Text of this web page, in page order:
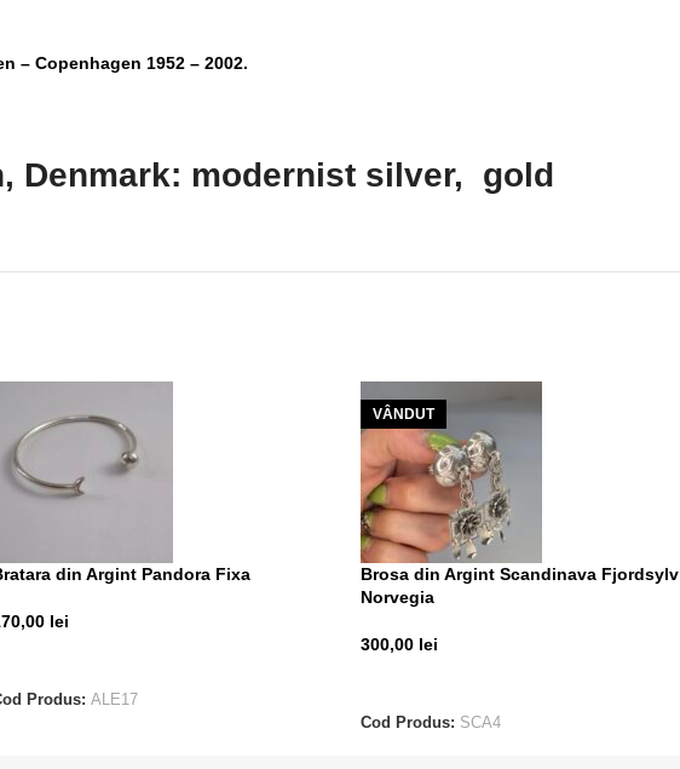
– Copenhagen 1952 – 2002.
Denmark: modernist silver, gold
din Argint Pandora Fixa
lei
Produs: ALE17
VÂNDUT
Brosa din Argint Scandinava Fjordsylv
Norvegia
300,00 lei
Cod Produs: SCA4